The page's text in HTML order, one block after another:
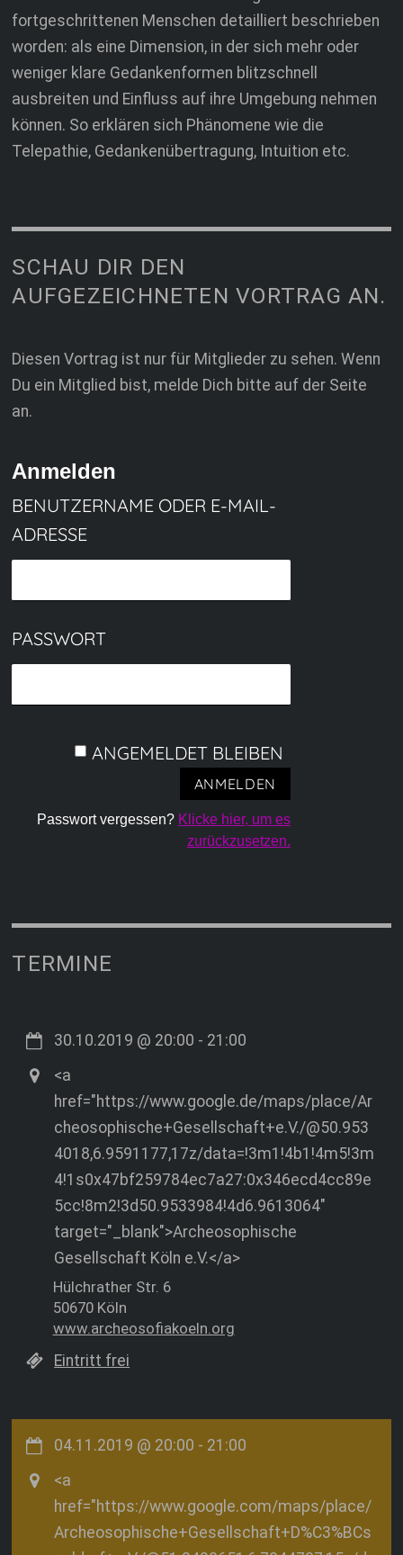
fortgeschrittenen Menschen detailliert beschrieben
worden: als eine Dimension, in der sich mehr oder
weniger klare Gedankenformen blitzschnell
ausbreiten und Einfluss auf ihre Umgebung nehmen
können. So erklären sich Phänomene wie die
Telepathie, Gedankenübertragung, Intuition etc.
SCHAU DIR DEN
AUFGEZEICHNETEN VORTRAG AN.
Diesen Vortrag ist nur für Mitglieder zu sehen. Wenn
Du ein Mitglied bist, melde Dich bitte auf der Seite
an.
Anmelden
BENUTZERNAME ODER E-MAIL-
ADRESSE
PASSWORT
ANGEMELDET BLEIBEN
Passwort vergessen? Klicke hier, um es
zurückzusetzen.
TERMINE
30.10.2019 @ 20:00 - 21:00
<a
href="https://www.google.de/maps/place/Ar
cheosophische+Gesellschaft+e.V./@50.953
4018,6.9591177,17z/data=!3m1!4b1!4m5!3m
4!1s0x47bf259784ec7a27:0x346ecd4cc89e
5cc!8m2!3d50.9533984!4d6.9613064"
target="_blank">Archeosophische
Gesellschaft Köln e.V.</a>
Hülchrather Str. 6
50670 Köln
www.archeosofiakoeln.org
Eintritt frei
04.11.2019 @ 20:00 - 21:00
<a
href="https://www.google.com/maps/place/
Archeosophische+Gesellschaft+D%C3%BCs